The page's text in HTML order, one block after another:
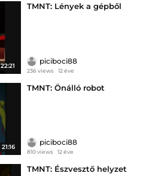
22:21
TMNT: Lények a gépből
piciboci88
236 views 12 éve
21:16
TMNT: Önálló robot
piciboci88
810 views 12 éve
TMNT: Észvesztő helyzet